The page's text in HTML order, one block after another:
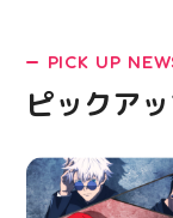
PICK UP
ピックア